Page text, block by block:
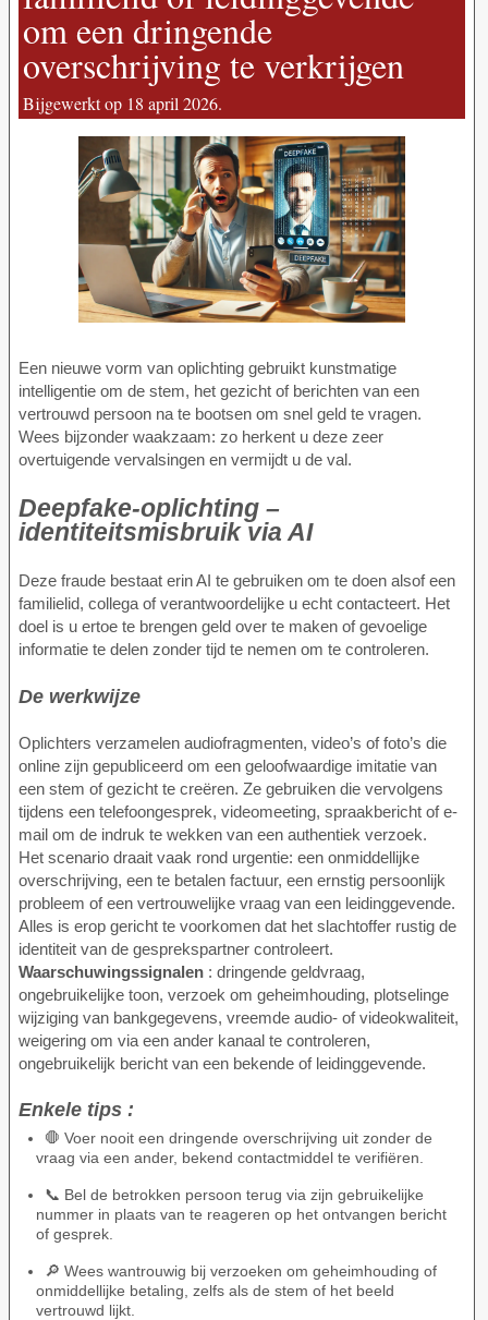
om een dringende
overschrijving te verkrijgen
Bijgewerkt op 18 april 2026.
Een nieuwe vorm van oplichting gebruikt kunstmatige
intelligentie om de stem, het gezicht of berichten van een
vertrouwd persoon na te bootsen om snel geld te vragen.
Wees bijzonder waakzaam: zo herkent u deze zeer
overtuigende vervalsingen en vermijdt u de val.
Deepfake-oplichting –
identiteitsmisbruik via AI
Deze fraude bestaat erin AI te gebruiken om te doen alsof een
familielid, collega of verantwoordelijke u echt contacteert. Het
doel is u ertoe te brengen geld over te maken of gevoelige
informatie te delen zonder tijd te nemen om te controleren.
De werkwijze
Oplichters verzamelen audiofragmenten, video’s of foto’s die
online zijn gepubliceerd om een geloofwaardige imitatie van
een stem of gezicht te creëren. Ze gebruiken die vervolgens
tijdens een telefoongesprek, videomeeting, spraakbericht of e-
mail om de indruk te wekken van een authentiek verzoek.
Het scenario draait vaak rond urgentie: een onmiddellijke
overschrijving, een te betalen factuur, een ernstig persoonlijk
probleem of een vertrouwelijke vraag van een leidinggevende.
Alles is erop gericht te voorkomen dat het slachtoffer rustig de
identiteit van de gesprekspartner controleert.
Waarschuwingssignalen : dringende geldvraag,
ongebruikelijke toon, verzoek om geheimhouding, plotselinge
wijziging van bankgegevens, vreemde audio- of videokwaliteit,
weigering om via een ander kanaal te controleren,
ongebruikelijk bericht van een bekende of leidinggevende.
Enkele tips :
🛑 Voer nooit een dringende overschrijving uit zonder de
vraag via een ander, bekend contactmiddel te verifiëren.
📞 Bel de betrokken persoon terug via zijn gebruikelijke
nummer in plaats van te reageren op het ontvangen bericht
of gesprek.
🔎 Wees wantrouwig bij verzoeken om geheimhouding of
onmiddellijke betaling, zelfs als de stem of het beeld
vertrouwd lijkt.